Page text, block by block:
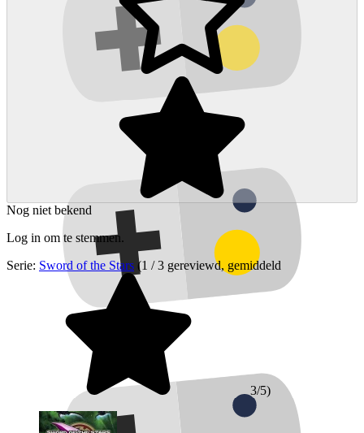
Nog niet bekend
Log in om te stemmen.
Serie: Sword of the Stars (1 / 3 gereviewd, gemiddeld
3/5)